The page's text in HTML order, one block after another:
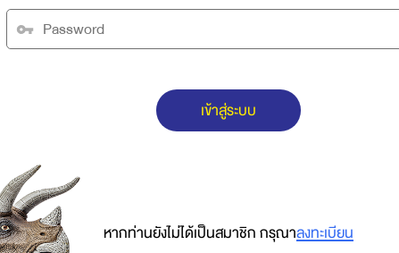
เข้าสู่ระบบ
หากท่านยังไม่ได้เป็นสมาชิก กรุณาลงทะเบียน